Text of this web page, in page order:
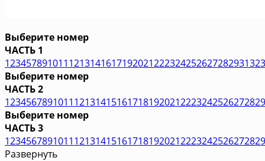
Выберите номер
ЧАСТЬ 1
123457891011121314161719202122232425262728293132
Выберите номер
ЧАСТЬ 2
1234567891011121314151617181920212223242526272829
Выберите номер
ЧАСТЬ 3
1234567891011121314151617181920212223242526272829
Развернуть